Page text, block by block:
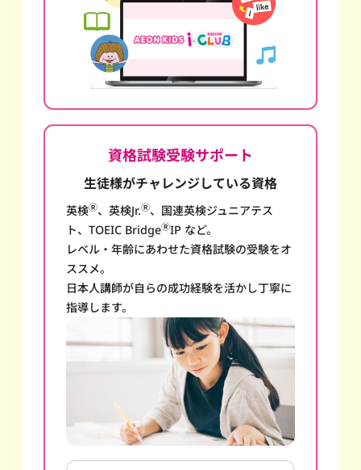
資格試験受験サポート
生徒様がチャレンジしている資格
英検Ⓡ、英検Jr.Ⓡ、国連英検ジュニアテス
ト、TOEIC BridgeⓇIP など。
レベル・年齢にあわせた資格試験の受験をオ
ススメ。
日本人講師が自らの成功経験を活かし丁寧に
指導します。